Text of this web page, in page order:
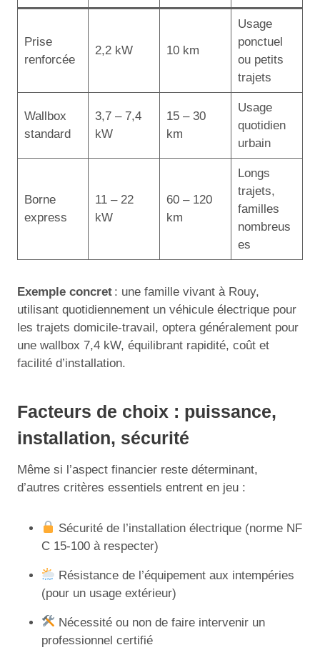
Prise
renforcée
2,2 kW 10 km
Usage
ponctuel
ou petits
trajets
Wallbox
standard
3,7 – 7,4
kW
15 – 30
km
Usage
quotidien
urbain
Borne
express
11 – 22
kW
60 – 120
km
Longs
trajets,
familles
nombreus
es
Exemple concret : une famille vivant à Rouy,
utilisant quotidiennement un véhicule électrique pour
les trajets domicile-travail, optera généralement pour
une wallbox 7,4 kW, équilibrant rapidité, coût et
facilité d’installation.
Facteurs de choix : puissance,
installation, sécurité
Même si l’aspect financier reste déterminant,
d’autres critères essentiels entrent en jeu :
Sécurité de l’installation électrique (norme NF
C 15-100 à respecter)
Résistance de l’équipement aux intempéries
(pour un usage extérieur)
Nécessité ou non de faire intervenir un
professionnel certifié